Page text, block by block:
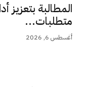
المطالبة
متطلبات...
أغسطس 6, 2026